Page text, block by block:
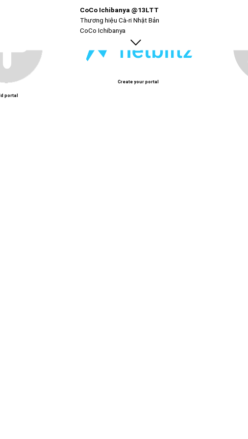
CoCo Ichibanya @13LTT
Thương hiệu Cà-ri Nhật Bản
CoCo Ichibanya
ri tùy chọn topping và cấp độ cay đa dạng.
portal
Create your portal